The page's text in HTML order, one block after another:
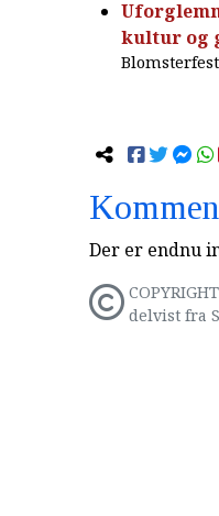
kultur og
Der er endnu
delvist fra